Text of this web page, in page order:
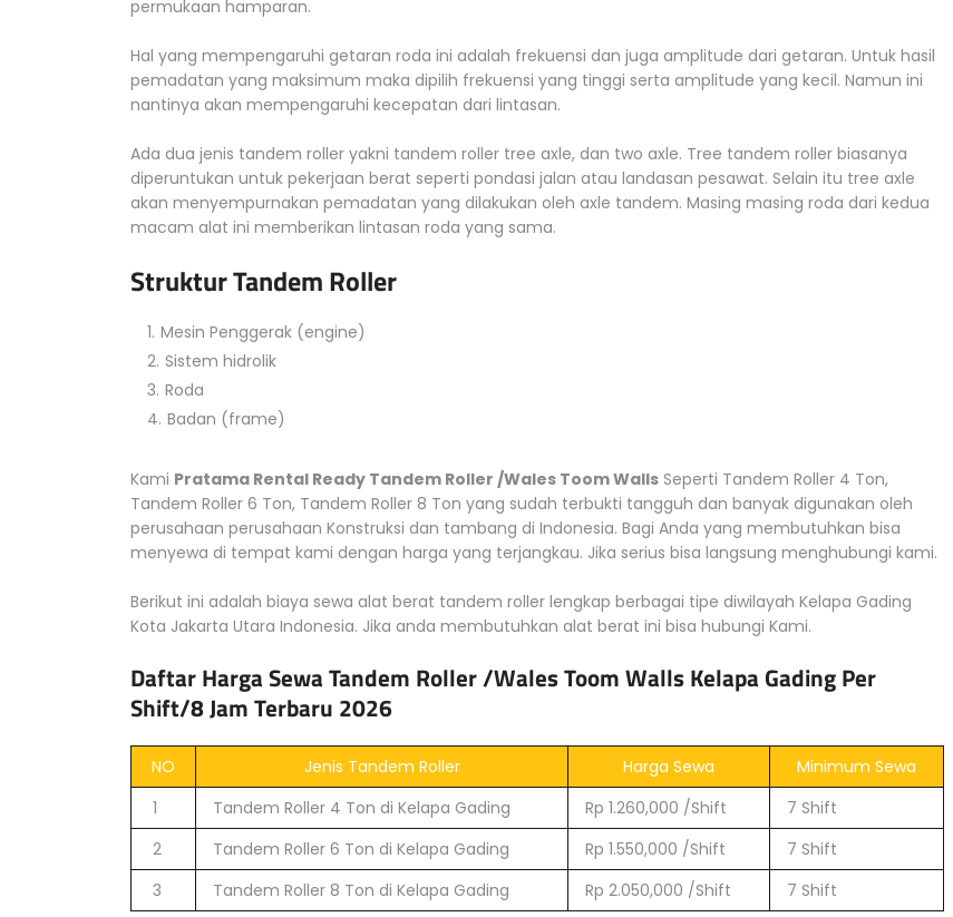
permukaan hamparan.
Hal yang mempengaruhi getaran roda ini adalah frekuensi dan juga amplitude dari getaran. Untuk hasil
pemadatan yang maksimum maka dipilih frekuensi yang tinggi serta amplitude yang kecil. Namun ini
nantinya akan mempengaruhi kecepatan dari lintasan.
Ada dua jenis tandem roller yakni tandem roller tree axle, dan two axle. Tree tandem roller biasanya
diperuntukan untuk pekerjaan berat seperti pondasi jalan atau landasan pesawat. Selain itu tree axle
akan menyempurnakan pemadatan yang dilakukan oleh axle tandem. Masing masing roda dari kedua
macam alat ini memberikan lintasan roda yang sama.
Struktur Tandem Roller
Mesin Penggerak (engine)
Sistem hidrolik
Roda
Badan (frame)
Kami Pratama Rental Ready Tandem Roller /Wales Toom Walls Seperti Tandem Roller 4 Ton,
Tandem Roller 6 Ton, Tandem Roller 8 Ton yang sudah terbukti tangguh dan banyak digunakan oleh
perusahaan perusahaan Konstruksi dan tambang di Indonesia. Bagi Anda yang membutuhkan bisa
menyewa di tempat kami dengan harga yang terjangkau. Jika serius bisa langsung menghubungi kami.
Berikut ini adalah biaya sewa alat berat tandem roller lengkap berbagai tipe diwilayah Kelapa Gading
Kota Jakarta Utara Indonesia. Jika anda membutuhkan alat berat ini bisa hubungi Kami.
Daftar Harga Sewa Tandem Roller /Wales Toom Walls Kelapa Gading Per
Shift/8 Jam Terbaru 2026
NO Jenis Tandem Roller Harga Sewa
Minimum Sewa
1
Tandem Roller 4 Ton di Kelapa Gading Rp 1.260,000 /Shift
7 Shift
2
Tandem Roller 6 Ton di Kelapa Gading Rp 1.550,000 /Shift
7 Shift
3
Tandem Roller 8 Ton di Kelapa Gading Rp 2.050,000 /Shift 7 Shift